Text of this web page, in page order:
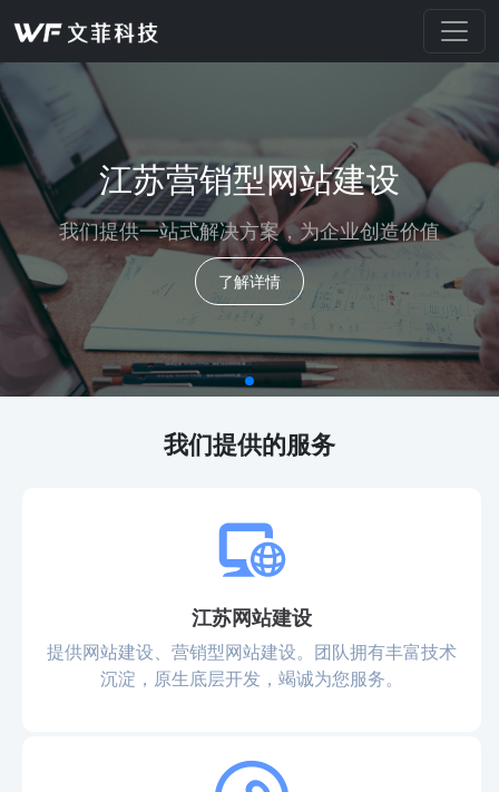
江苏营销型网站建设
我们提供一站式解决方案，为企业创造价值
了解详情
我们提供的服务
江苏网站建设
提供网站建设、营销型网站建设。团队拥有丰富技术
沉淀，原生底层开发，竭诚为您服务。